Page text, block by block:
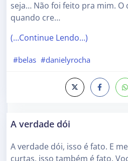
seja… Não foi feito pra mim. O
quando cre…
(…Continue Lendo…)
#belas #danielyrocha
A verdade dói
A verdade dói, isso é fato. E
curtas, isso também é fato.